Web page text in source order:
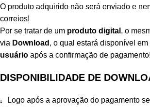
O produto adquirido não será enviado e
correios!
Por se tratar de um produto digital , o
via Download , o qual estará disponível em
usuário após a confirmação de pagamento!
DISPONIBILIDADE DE
Logo após a aprovação do pagamento